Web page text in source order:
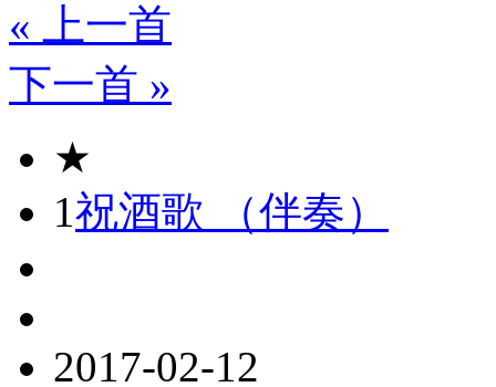
« 上一首
下一首 »
★
1祝酒歌 （伴奏）
2017-02-12